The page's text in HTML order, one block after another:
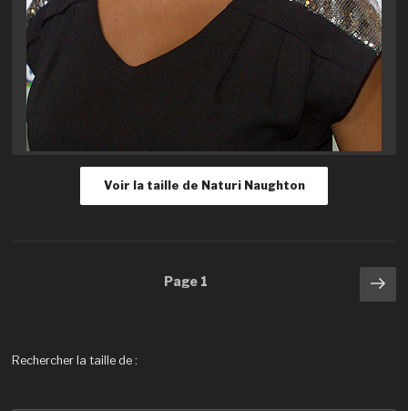
Voir la taille de Naturi Naughton
Page 1
Rechercher la taille de :